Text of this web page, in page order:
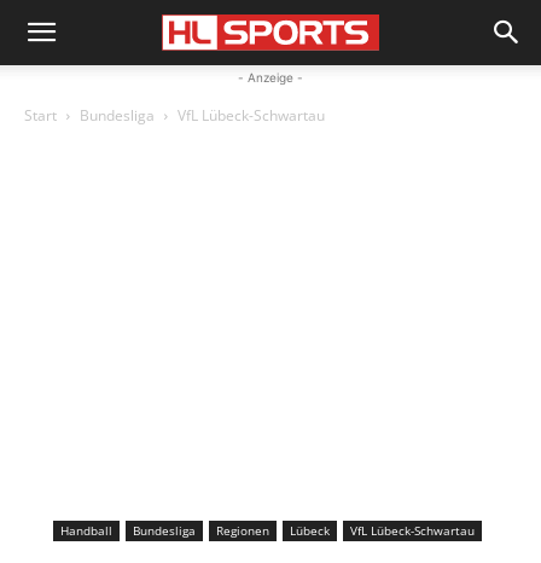
- Anzeige -
Start Bundesliga VfL Lübeck-Schwartau
Handball Bundesliga Regionen Lübeck VfL Lübeck-Schwartau